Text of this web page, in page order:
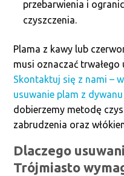
przebarwienia i
czyszczenia.
Plama z kawy lub
musi oznaczać trwałego
Skontaktuj się z nami –
usuwanie plam z
dobierzemy metodę
zabrudzenia oraz
Dlaczego
Trójmiasto